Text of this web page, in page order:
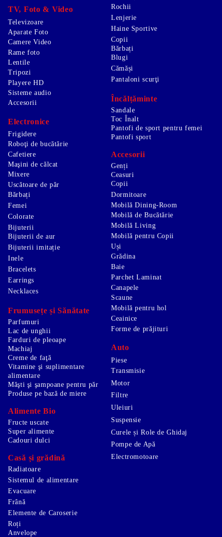
TV, Foto & Video
Televizoare
Aparate Foto
Camere Video
Rame foto
Lentile
Tripozi
Playere HD
Sisteme audio
Accesorii
Electronice
Frigidere
Roboţi de bucătărie
Cafetiere
Maşini de călcat
Mixere
Uscătoare de păr
Rochii
Lenjerie
Haine Sportive
Copii
Bărbați
Blugi
Cămăși
Pantaloni scurţi
Încălțăminte
Sandale
Toc Înalt
Pantofi de sport pentru femei
Pantofi sport
Accesorii
Genți
Ceasuri
Copii
Bărbați
Femei
Colorate
Bijuterii
Bijuterii de aur
Bijuterii imitație
Inele
Bracelets
Earrings
Necklaces
Frumusețe și Sănătate
Parfumuri
Lac de unghii
Farduri de pleoape
Machiaj
Creme de faţă
Vitamine şi suplimentare
alimentare
Măşti şi şampoane pentru păr
Produse pe bază de miere
Alimente Bio
Fructe uscate
Super alimente
Cadouri dulci
Casă și grădină
Dormitoare
Mobilă Dining-Room
Mobilă de Bucătărie
Mobilă Living
Mobilă pentru Copii
Uși
Grădina
Baie
Parchet Laminat
Canapele
Scaune
Mobilă pentru hol
Ceainice
Forme de prăjituri
Auto
Piese
Transmisie
Motor
Filtre
Uleiuri
Suspensie
Curele și Role de Ghidaj
Pompe de Apă
Electromotoare
Radiatoare
Sistemul de alimentare
Evacuare
Frână
Elemente de Caroserie
Roți
Anvelope